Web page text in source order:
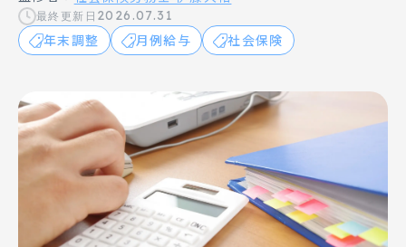
最終更新日 2026.07.31
年末調整 月例給与 社会保険